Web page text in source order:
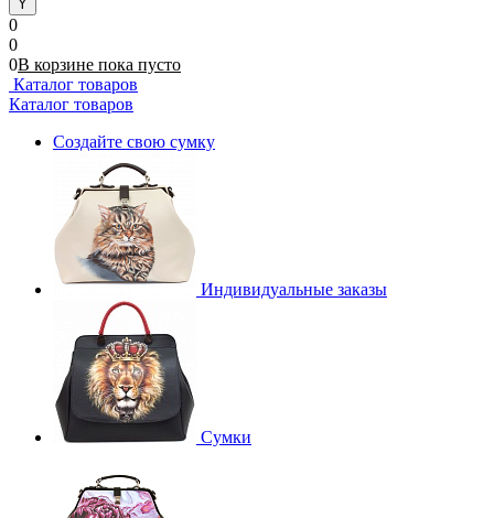
0
0
0В корзине пока пусто
Каталог товаров
Каталог товаров
Создайте свою сумку
Индивидуальные заказы
Сумки